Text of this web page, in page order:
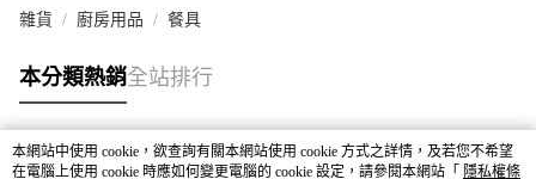
雜貨 廚房用品 餐具
本分類熱銷全站排行
熱門標籤
本網站中使用 cookie，欲查詢有關本網站使用 cookie 方式之詳情，及若您不希望
在電腦上使用 cookie 時應如何變更電腦的 cookie 設定，請參閱本網站「 隱私權條